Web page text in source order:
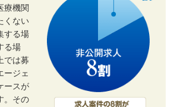
療機関
くない
する場
る場
では募
ージェ
ースが
。その